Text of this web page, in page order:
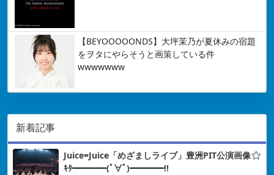
【BEYOOOOONDS】大坪茉乃が夏休みの宿題
をヲタにやらそうと画策している件
wwwwwww
新着記事
Juice=Juice「めざましライブ」豊洲PIT公演画像
ｷﾀ━━━━(ﾟ∀ﾟ)━━━━!!